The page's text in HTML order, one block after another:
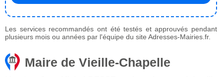
Les services recommandés ont été testés et approuvés pendant
plusieurs mois ou années par l'équipe du site Adresses-Mairies.fr.
Maire de Vieille-Chapelle